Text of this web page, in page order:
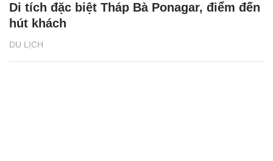
DU LỊCH
Di tích đặc biệt Tháp Bà Ponagar, điểm đến
hút khách